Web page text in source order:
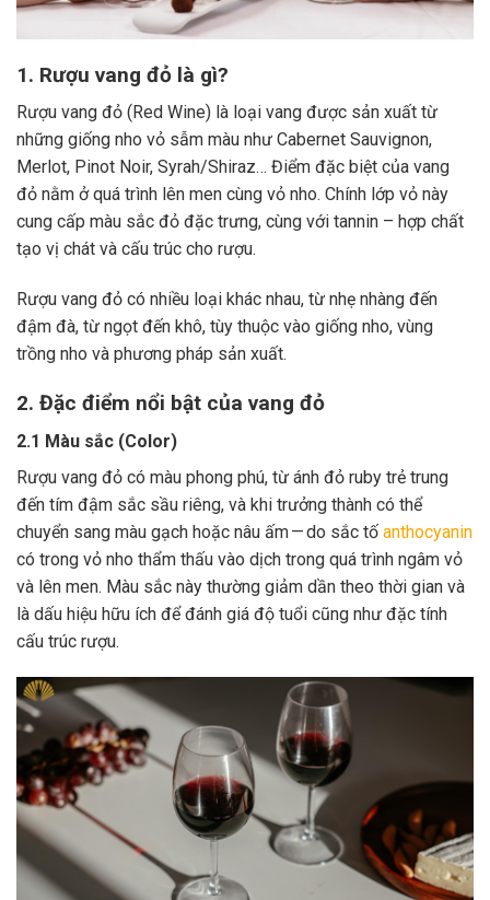
1. Rượu vang đỏ là gì?
Rượu vang đỏ (Red Wine) là loại vang được sản xuất từ
những giống nho vỏ sẫm màu như Cabernet Sauvignon,
Merlot, Pinot Noir, Syrah/Shiraz… Điểm đặc biệt của vang
đỏ nằm ở quá trình lên men cùng vỏ nho. Chính lớp vỏ này
cung cấp màu sắc đỏ đặc trưng, cùng với tannin – hợp chất
tạo vị chát và cấu trúc cho rượu.
Rượu vang đỏ có nhiều loại khác nhau, từ nhẹ nhàng đến
đậm đà, từ ngọt đến khô, tùy thuộc vào giống nho, vùng
trồng nho và phương pháp sản xuất.
2. Đặc điểm nổi bật của vang đỏ
2.1 Màu sắc (Color)
Rượu vang đỏ có màu phong phú, từ ánh đỏ ruby trẻ trung
đến tím đậm sắc sầu riêng, và khi trưởng thành có thể
chuyển sang màu gạch hoặc nâu ấm — do sắc tố anthocyanin
có trong vỏ nho thẩm thấu vào dịch trong quá trình ngâm vỏ
và lên men. Màu sắc này thường giảm dần theo thời gian và
là dấu hiệu hữu ích để đánh giá độ tuổi cũng như đặc tính
cấu trúc rượu.